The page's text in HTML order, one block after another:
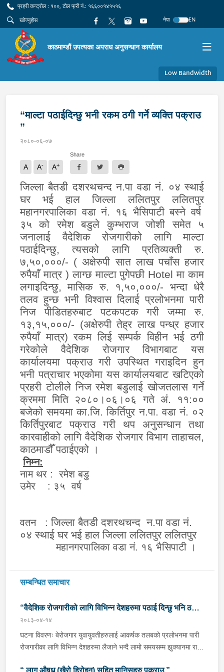
प्रहरी कन्ट्रोल : १००, टोल फ्री नं.: १६६००१४१५१६
नेपा
EN
काठमाण्डौं उपत्यका अपराध अनुसन्धान कार्यालय
Low Bandwidth
“माल्टा पठाईदिन्छु भनी रकम ठगी गर्ने व्यक्ति पक्राउ
”
२०८०-०६-०७
A A- A+
Share
जिल्ला बैतडी दशरथचन्द न.पा वडा नं. ०४ स्थाई
घर भई हाल जिल्ला ललितपुर ललितपुर
महानगरपालिका वडा नं. १६ भैसिपाटी बस्ने वर्ष
३५ को रमेश बडुले कुम्भराज जोशी समेत ५
जनालाई वैदेशिक रोजगारीको लागि माल्टा
पठाईदिन्छु, त्यसको लागि प्रतिव्यक्ती रु.
७,५०,०००/- ( अक्षेरुपी सात लाख पचाँस हजार
रुपैयाँ मात्र ) लाग्छ माल्टा पुगेपछी Hotelमा काम
लगाइदिन्छु, मासिक रु. १,५०,०००/- भन्दा धेरै
तलव हुन्छ भनी विश्वास दिलाई प्रलोभनमा पारी
निज पीडितहरुबाट पटकपटक गरी जम्मा रु.
१३,१५,०००/- (अक्षेरुपी तेह्र लाख पन्ध्र हजार
रुपैयाँ मात्र) रकम लिई सम्पर्क विहीन भई ठगी
गरेकोले वैदेशिक रोजगार विभागबाट यस
कार्यालयमा पक्राउ गरी उपस्थित गराइदिन हुन
भनी पत्राचार भएकोमा यस कार्यालयबाट खटिएको
प्रहरी टोलीले निज रमेश बडुलाई खोजतलास गर्ने
क्रममा मिति २०८०।०६।०६ गते अं. ११:००
बजेको समयमा का.जि. किर्तिपुर न.पा. वडा नं. ०२
किर्तिपुरबाट पक्राउ गरी थप अनुसन्धान तथा
कारवाहीको लागि वैदेशिक रोजगार विभाग ताहाचल,
काठमाडौँ पठाईएको ।
निम्न:
नाम थर : रमेश बडु
उमेर : ३५ वर्ष
वतन : जिल्ला बैतडी दशरथचन्द न.पा वडा नं.
०४ स्थाई घर भई हाल जिल्ला ललितपुर ललितपुर
महानगरपालिका वडा नं. १६ भैसिपाटी ।
सम्बन्धित समाचार
“वैदेशिक रोजगारीको लागि विभिन्न देशहरुमा पठाई दिन्छु भनि ठगी
गर्ने व्यक्तिहरु पक्राउ"
२०८३-०४-१४
घटना विवरणः बेरोजगार युवायुवतीहरुलाई आकर्षक तलबको प्रलोभनमा पारी
रोजगारीका लागि विभिन्न देशहरुमा लैजाने भन्दै लामो समयसम्म झुक्यानमा राखि